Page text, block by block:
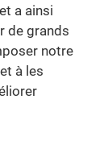
a ainsi
de grands
notre
à les